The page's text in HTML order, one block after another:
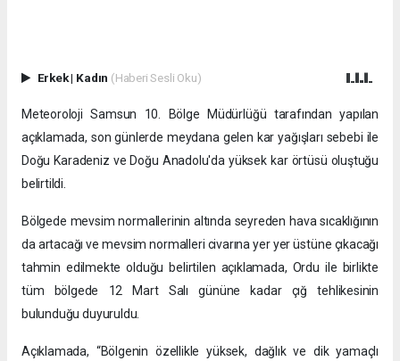
Erkek| Kadın (Haberi Sesli Oku)
Meteoroloji Samsun 10. Bölge Müdürlüğü tarafından yapılan
açıklamada, son günlerde meydana gelen kar yağışları sebebi ile
Doğu Karadeniz ve Doğu Anadolu'da yüksek kar örtüsü oluştuğu
belirtildi.
Bölgede mevsim normallerinin altında seyreden hava sıcaklığının
da artacağı ve mevsim normalleri civarına yer yer üstüne çıkacağı
tahmin edilmekte olduğu belirtilen açıklamada, Ordu ile birlikte
tüm bölgede 12 Mart Salı gününe kadar çığ tehlikesinin
bulunduğu duyuruldu.
Açıklamada, “Bölgenin özellikle yüksek, dağlık ve dik yamaçlı